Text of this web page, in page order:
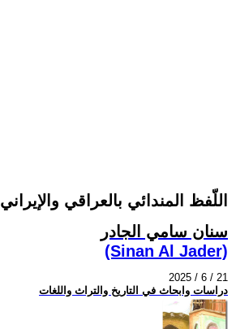
اللّفظ المندائي بالعراقي والإيراني
سنان سامي الجادر
(Sinan Al Jader)
2025 / 6 / 21
دراسات وابحاث في التاريخ والتراث واللغات